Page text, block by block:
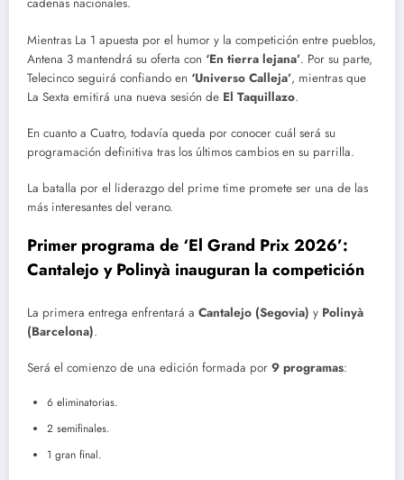
cadenas nacionales.
Mientras La 1 apuesta por el humor y la competición entre pueblos,
Antena 3 mantendrá su oferta con ‘En tierra lejana’. Por su parte,
Telecinco seguirá confiando en ‘Universo Calleja’, mientras que
La Sexta emitirá una nueva sesión de El Taquillazo.
En cuanto a Cuatro, todavía queda por conocer cuál será su
programación definitiva tras los últimos cambios en su parrilla.
La batalla por el liderazgo del prime time promete ser una de las
más interesantes del verano.
Primer programa de ‘El Grand Prix 2026’:
Cantalejo y Polinyà inauguran la competición
La primera entrega enfrentará a Cantalejo (Segovia) y Polinyà
(Barcelona).
Será el comienzo de una edición formada por 9 programas:
6 eliminatorias.
2 semifinales.
1 gran final.